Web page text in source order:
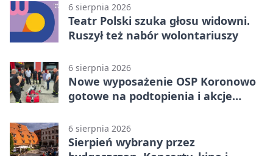
6 sierpnia 2026
Teatr Polski szuka głosu widowni.
Ruszył też nabór wolontariuszy
6 sierpnia 2026
Nowe wyposażenie OSP Koronowo
gotowe na podtopienia i akcje
6 sierpnia 2026
Sierpień wybrany przez